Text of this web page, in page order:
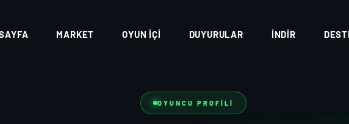
MARKET OYUN İÇI DUYURULAR İNDIR
OYUNCU PROFILI